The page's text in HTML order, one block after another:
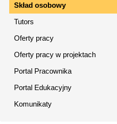
Skład osobowy
Tutors
Oferty pracy
Oferty pracy w projektach
Portal Pracownika
Portal Edukacyjny
Komunikaty